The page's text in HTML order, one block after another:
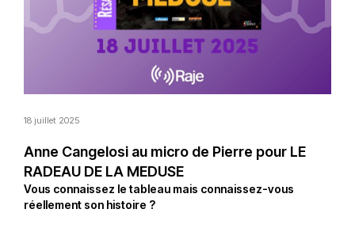
18 juillet 2025
Anne Cangelosi au micro de Pierre pour LE
RADEAU DE LA MEDUSE
Vous connaissez le tableau mais connaissez-vous
réellement son histoire ?